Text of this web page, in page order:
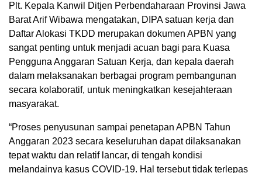
Plt. Kepala Kanwil Ditjen Perbendaharaan Provinsi Jawa
Barat Arif Wibawa mengatakan, DIPA satuan kerja dan
Daftar Alokasi TKDD merupakan dokumen APBN yang
sangat penting untuk menjadi acuan bagi para Kuasa
Pengguna Anggaran Satuan Kerja, dan kepala daerah
dalam melaksanakan berbagai program pembangunan
secara kolaboratif, untuk meningkatkan kesejahteraan
masyarakat.
“Proses penyusunan sampai penetapan APBN Tahun
Anggaran 2023 secara keseluruhan dapat dilaksanakan
tepat waktu dan relatif lancar, di tengah kondisi
melandainya kasus COVID-19. Hal tersebut tidak terlepas